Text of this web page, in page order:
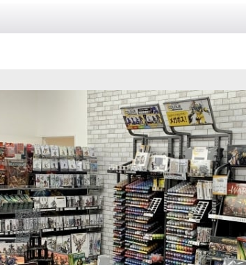
[シタデルカラー：CONTRAST] FLESH TEARERS RED
フレッシュテアラー・レッド[29-13]
980円(税込)
[シタ
ァイ
980